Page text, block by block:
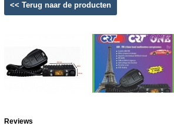
<< Terug naar de producten
Reviews